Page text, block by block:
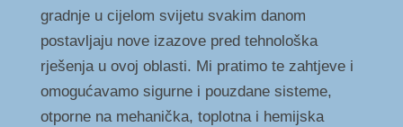
gradnje u cijelom svijetu svakim danom
postavljaju nove izazove pred tehnološka
rješenja u ovoj oblasti. Mi pratimo te zahtjeve i
omogućavamo sigurne i pouzdane sisteme,
otporne na mehanička, toplotna i hemijska